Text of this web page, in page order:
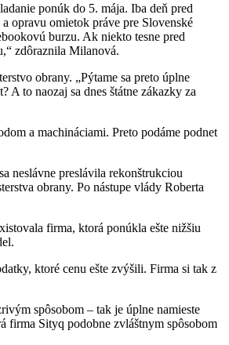
ponúk do 5. mája. Iba deň pred
opravu omietok práve pre Slovenské
burzu. Ak niekto tesne pred
zdôraznila Milanová.
obrany. „Pýtame sa preto úplne
to naozaj sa dnes štátne zákazky za
a machináciami. Preto podáme podnet
neslávne preslávila rekonštrukciou
obrany. Po nástupe vlády Roberta
firma, ktorá ponúkla ešte nižšiu
ktoré cenu ešte zvýšili. Firma si tak z
spôsobom – tak je úplne namieste
firma Sityq podobne zvláštnym spôsobom